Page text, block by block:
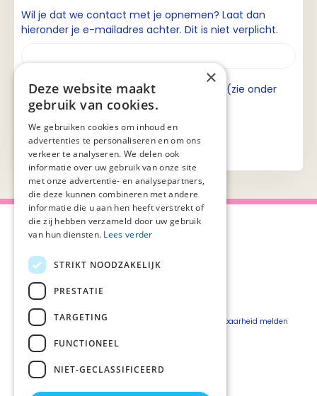
Wil je dat we contact met je opnemen? Laat dan
hieronder je e-mailadres achter. Dit is niet verplicht.
Ik ga akkoord met de privacyverklaring (zie onder
aan de pagina).
Over Palliaweb
Over PZNL
Pers
Vacatures
Webshop
Privacyverklaring
Beveiligingskwetsbaarheid melden
×
Deze website maakt
gebruik van cookies.
We gebruiken cookies om inhoud en
advertenties te personaliseren en om ons
verkeer te analyseren. We delen ook
informatie over uw gebruik van onze site
met onze advertentie- en analysepartners,
die deze kunnen combineren met andere
informatie die u aan hen heeft verstrekt of
die zij hebben verzameld door uw gebruik
van hun diensten. Lees verder
STRIKT NOODZAKELIJK
PRESTATIE
TARGETING
FUNCTIONEEL
NIET-GECLASSIFICEERD